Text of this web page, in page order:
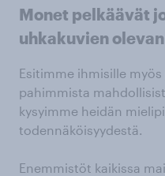
Monet pelkäävät
uhkakuvien
Esitimme ihmisille
pahimmista
kysyimme heidän
todennäköisyydestä.
Enemmistöt kaikissa